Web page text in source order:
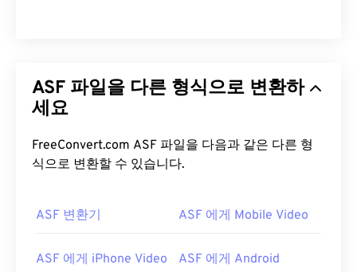
00 00 00 00
00 00 00 00
ASF 파일을 다른 형식으로 변환하
세요
FreeConvert.com ASF 파일을 다음과 같은 다른 형
식으로 변환할 수 있습니다.
ASF 변환기 ASF 에게 Mobile Video
ASF 에게 iPhone Video
ASF 에게 Android